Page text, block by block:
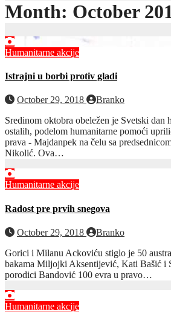
Month: October
Humanitarne akcije
Istrajni u borbi protiv gladi
October 29, 2018
Branko
Sredinom oktobra obeležen je Svetski dan
ostalih, podelom humanitarne pomoći
prava - Majdanpek na čelu sa
Nikolić. Ova…
Humanitarne akcije
Radost pre prvih snegova
October 29, 2018
Branko
Gorici i Milanu Ackoviću stiglo je 50
bakama Miljojki Aksentijević, Kati Bašić i
porodici Bandović 100 evra u pravo…
Humanitarne akcije